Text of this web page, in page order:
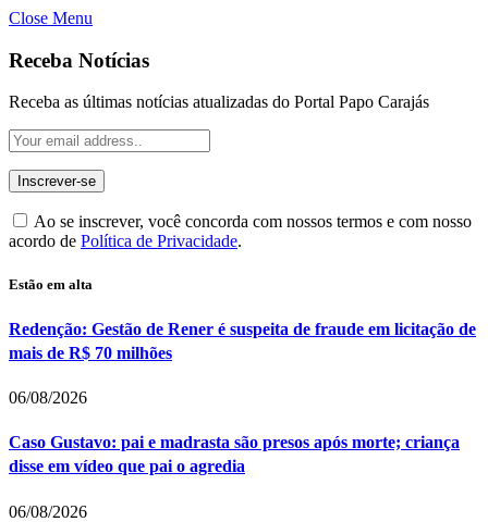
Close Menu
Receba Notícias
Receba as últimas notícias atualizadas do Portal Papo Carajás
Ao se inscrever, você concorda com nossos termos e com nosso
acordo de Política de Privacidade.
Estão em alta
Redenção: Gestão de Rener é suspeita de fraude em licitação de
mais de R$ 70 milhões
06/08/2026
Caso Gustavo: pai e madrasta são presos após morte; criança
disse em vídeo que pai o agredia
06/08/2026